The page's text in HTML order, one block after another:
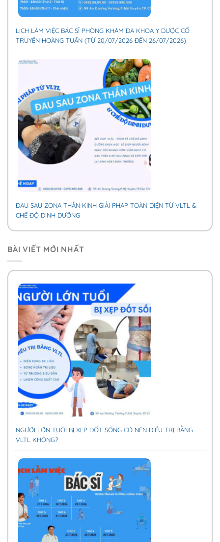
LỊCH LÀM VIỆC BÁC SĨ PHÒNG KHÁM ĐA KHOA Y DƯỢC CỔ
TRUYỀN HOÀNG TUẤN (TỪ 20/07/2026 ĐẾN 26/07/2026)
ĐAU SAU ZONA THẦN KINH GIẢI PHÁP TOÀN DIỆN TỪ VLTL &
CHẾ ĐỘ DINH DƯỠNG
BÀI VIẾT MỚI NHẤT
NGƯỜI LỚN TUỔI BỊ XẸP ĐỐT SỐNG CÓ NÊN ĐIỀU TRỊ BẰNG
VLTL KHÔNG?